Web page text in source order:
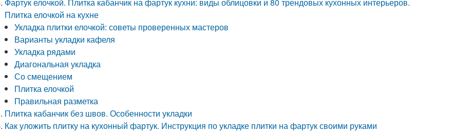
Плитка елочкой на кухне
Укладка плитки елочкой: советы проверенных мастеров
Варианты укладки кафеля
Укладка рядами
Диагональная укладка
Со смещением
Плитка елочкой
Правильная разметка
Плитка кабанчик без швов. Особенности укладки
Как уложить плитку на кухонный фартук. Инструкция по укладке плитки на фартук своими руками